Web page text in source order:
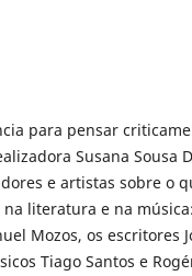
para pensar
Susana Sousa
e artistas sobre o
literatura e na
Mozos, os escritores
Tiago Santos e